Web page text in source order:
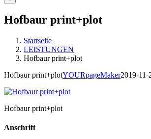
Hofbaur print+plot
Startseite
LEISTUNGEN
Hofbaur print+plot
Hofbaur print+plotYOURpageMaker2019-11-
Hofbaur print+plot
Anschrift